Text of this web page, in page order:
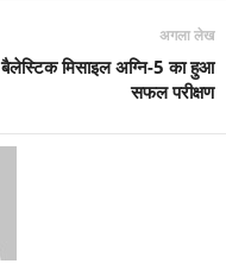
अगला लेख
बैलेस्टिक मिसाइल अग्नि-5 का हुआ
सफल परीक्षण